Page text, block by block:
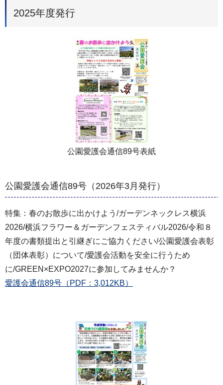
2025年度発行
公園愛護会通信89号表紙
公園愛護会通信89号（2026年3月発行）
特集：春のお散歩に出かけよう/ガーデンネックレス横浜
2026/横浜フラワー＆ガーデンフェスティバル2026/令和８
年度の書類提出と引継ぎにご協力ください/公園愛護会表彰
（団体表彰）について/愛護会活動を安全に行うため
に/GREEN×EXPO2027に参加してみませんか？
愛護会通信89号（PDF：3,012KB）